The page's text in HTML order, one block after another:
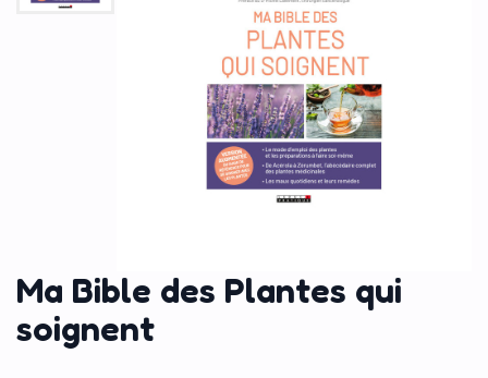
Ma Bible des Plantes qui
soignent